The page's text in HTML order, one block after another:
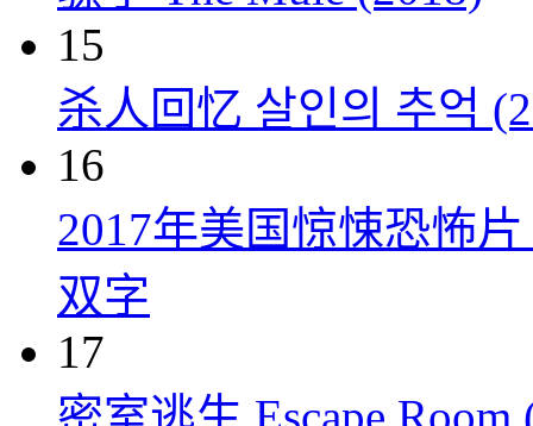
15
杀人回忆 살인의 추억
16
2017年美国惊悚恐怖
双字
17